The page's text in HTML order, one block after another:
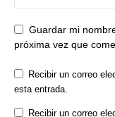
Guardar mi
próxima vez que
Recibir un correo
esta entrada.
Recibir un correo